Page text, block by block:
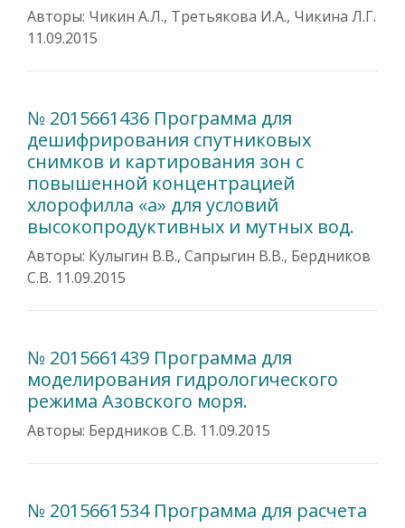
Авторы: Чикин А.Л., Третьякова И.А., Чикина Л.Г.
11.09.2015
№ 2015661436 Программа для
дешифрирования спутниковых
снимков и картирования зон с
повышенной концентрацией
хлорофилла «а» для условий
высокопродуктивных и мутных вод.
Авторы: Кулыгин В.В., Сапрыгин В.В., Бердников
С.В. 11.09.2015
№ 2015661439 Программа для
моделирования гидрологического
режима Азовского моря.
Авторы: Бердников С.В. 11.09.2015
№ 2015661534 Программа для расчета